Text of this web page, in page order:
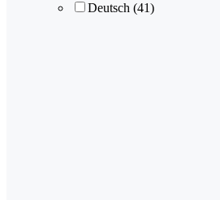
Deutsch (41)